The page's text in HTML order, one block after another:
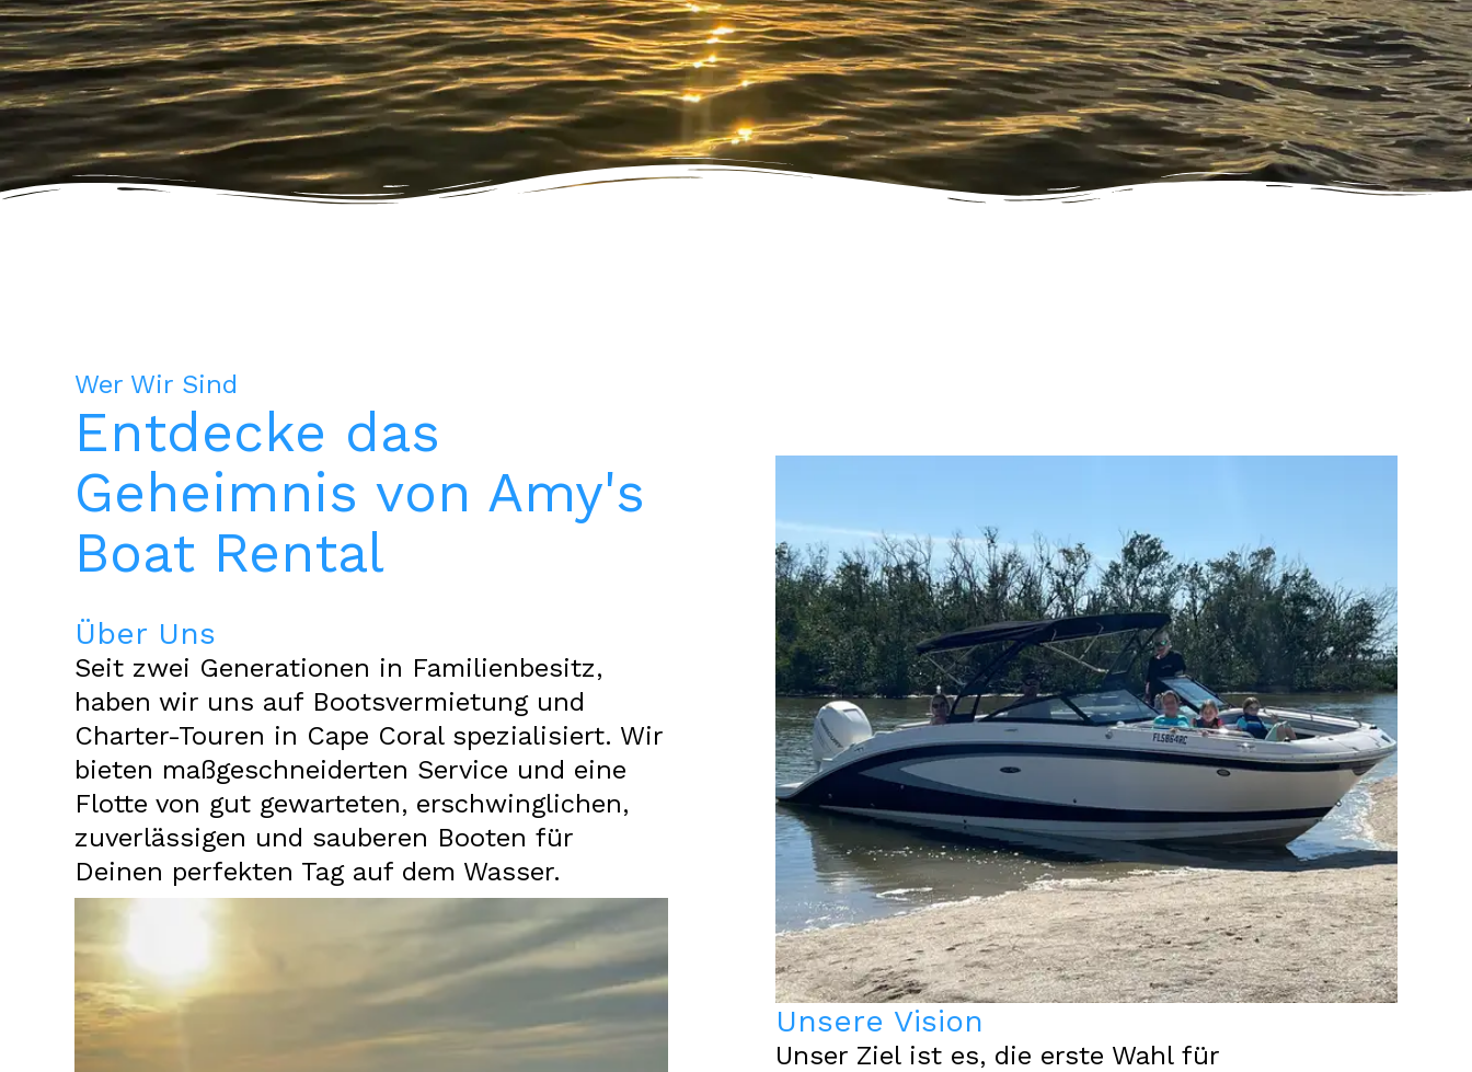
Wer Wir Sind
Entdecke das
Geheimnis von Amy's
Boat Rental
Über Uns
Seit zwei Generationen in Familienbesitz,
haben wir uns auf Bootsvermietung und
Charter-Touren in Cape Coral spezialisiert. Wir
bieten maßgeschneiderten Service und eine
Flotte von gut gewarteten, erschwinglichen,
zuverlässigen und sauberen Booten für
Deinen perfekten Tag auf dem Wasser.
Unsere Vision
Unser Ziel ist es, die erste Wahl für